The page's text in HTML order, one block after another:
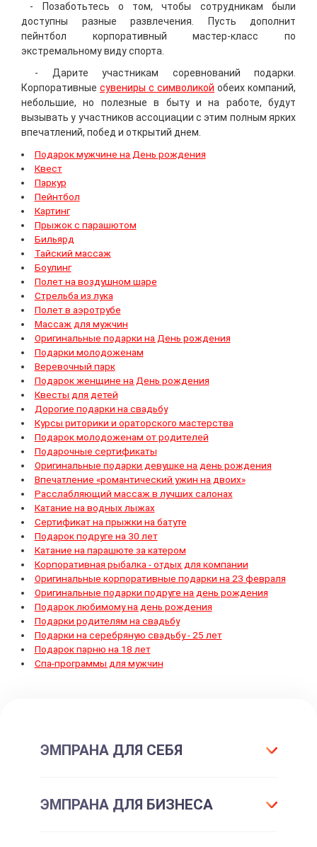
- Позаботьтесь о том, чтобы сотрудникам были
доступны разные развлечения. Пусть дополнит
пейнтбол корпоративный мастер-класс по
экстремальному виду спорта.
- Дарите участникам соревнований подарки.
Корпоративные сувениры с символикой обеих компаний,
небольшие, но полезные в быту и на работе, будут
вызывать у участников ассоциации с этим полным ярких
впечатлений, побед и открытий днем.
Подарок мужчине на День рождения
Квест
Паркур
Пейнтбол
Картинг
Прыжок с парашютом
Бильярд
Тайский массаж
Боулинг
Полет на воздушном шаре
Стрельба из лука
Полет в аэротрубе
Массаж для мужчин
Оригинальные подарки на День рождения
Подарки молодоженам
Веревочный парк
Подарок женщине на День рождения
Квесты для детей
Дорогие подарки на свадьбу
Курсы риторики и ораторского мастерства
Подарок молодоженам от родителей
Подарочные сертификаты
Оригинальные подарки девушке на день рождения
Впечатление «романтический ужин на двоих»
Расслабляющий массаж в лучших салонах
Катание на водных лыжах
Сертификат на прыжки на батуте
Подарок подруге на 30 лет
Катание на парашюте за катером
Корпоративная рыбалка - отдых для компании
Оригинальные корпоративные подарки на 23 февраля
Оригинальные подарки подруге на день рождения
Подарок любимому на день рождения
Подарки родителям на свадьбу
Подарки на серебряную свадьбу - 25 лет
Подарок парню на 18 лет
Спа-программы для мужчин
ЭМПРАНА ДЛЯ СЕБЯ
Все впечатления
ЭМПРАНА ДЛЯ БИЗНЕСА